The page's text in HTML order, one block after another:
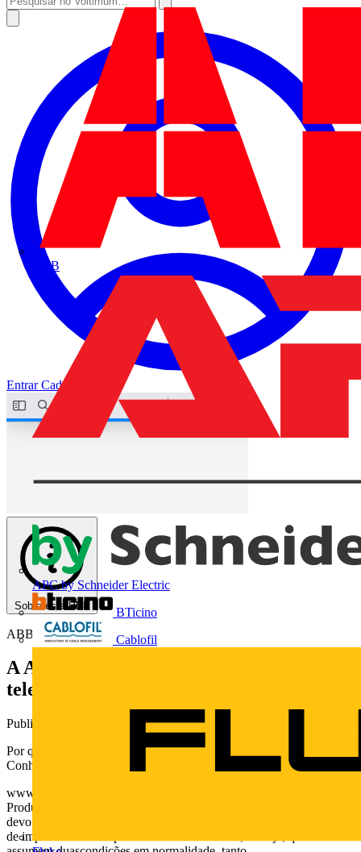
ABB
APC by Schneider Electric
BTicino
Cablofil
EntrarCadastrar
Sobre este PDF
ABB
A ABB responde - Por que utilizar
telerruptores?
Publicado: 5 de novembro de 2014· Categoria: Technical Papers
Por que utilizar telerruptores?
Conheça a resposta da ABB
www.abb.com.br Produtos de Baixa Tensão Overview Din Rail
Products Manual do eletricista – a ABB responde!Por que
devo utilizar relés de impulso na minha instalação? Relés
de impulso ou telerruptores são relésbiestáveis, ou seja, que